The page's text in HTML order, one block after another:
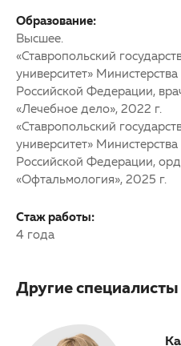
Образование:
Высшее.
«Ставропольский
университет»
Российской Федерации,
«Лечебное дело», 2022 г.
«Ставропольский
университет»
Российской Федерации,
«Офтальмология», 2025 г.
Стаж работы:
4 года
Другие специалисты
Алсолтан Ксения